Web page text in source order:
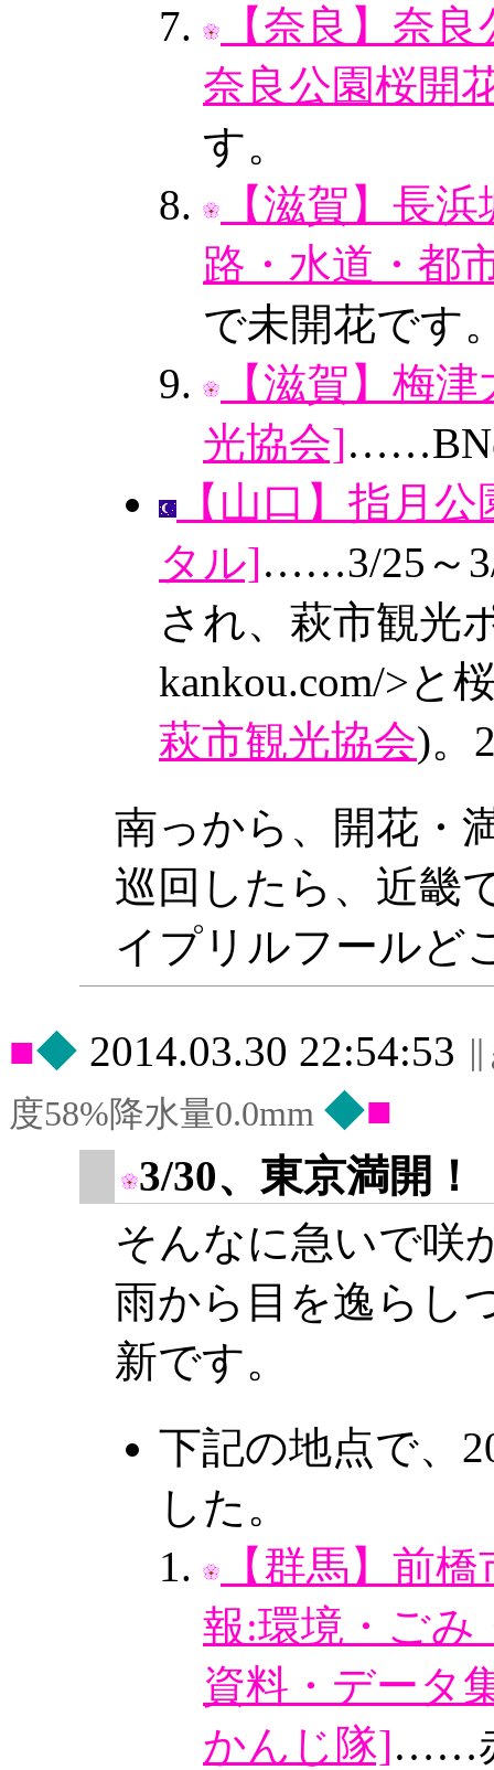
【奈良】奈
奈良公園桜開
す。
【滋賀】長
路・水道・都
で未開花です
【滋賀】梅
光協会]……BN
【山口】指月
タル]……3/25～
され、萩市観光
kankou.com/>と
萩市観光協会)。
南っから、開花・
巡回したら、近畿
イプリルフールど
◆ 2014.03.30 22:54:53
度58%降水量0.0mm ◆
3/30、東京満開！
そんなに急いで咲
雨から目を逸らし
新です。
下記の地点で、
した。
【群馬】前
報:環境・ごみ
資料・データ
かんじ隊]……